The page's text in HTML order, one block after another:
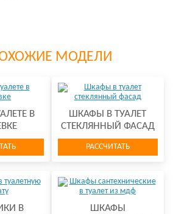
МОДЕЛИ
В
ШКАФЫ В ТУАЛЕТ
СТЕКЛЯННЫЙ ФАСАД
РАССЧИТАТЬ
В
ШКАФЫ